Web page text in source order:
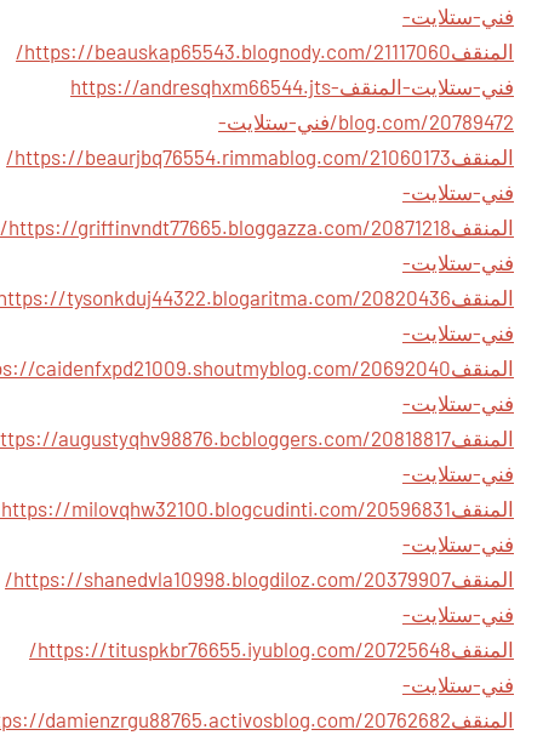
فني-ستلايت-
المنقف
https://beauskap65543.blognody.com/21117060/
فني-ستلايت-المنقفhttps://andresqhxm66544.jts-
blog.com/20789472/فني-ستلايت-
المنقف
https://beaurjbq76554.rimmablog.com/21060173/
فني-ستلايت-
المنقف
https://griffinvndt77665.bloggazza.com/20871218/
فني-ستلايت-
المنقف
فني-ستلايت-
المنقف
فني-ستلايت-
المنقف
فني-ستلايت-
المنقف
فني-ستلايت-
المنقف
https://shanedvla10998.blogdiloz.com/20379907/
فني-ستلايت-
المنقف
https://tituspkbr76655.iyublog.com/20725648/
فني-ستلايت-
المنقف